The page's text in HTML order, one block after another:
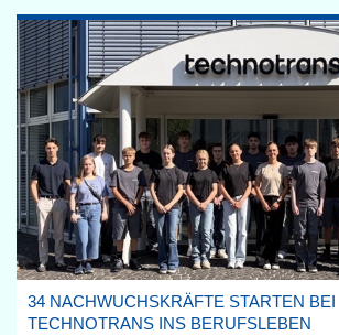
34 NACHWUCHSKRÄFTE STARTEN BEI
TECHNOTRANS INS BERUFSLEBEN